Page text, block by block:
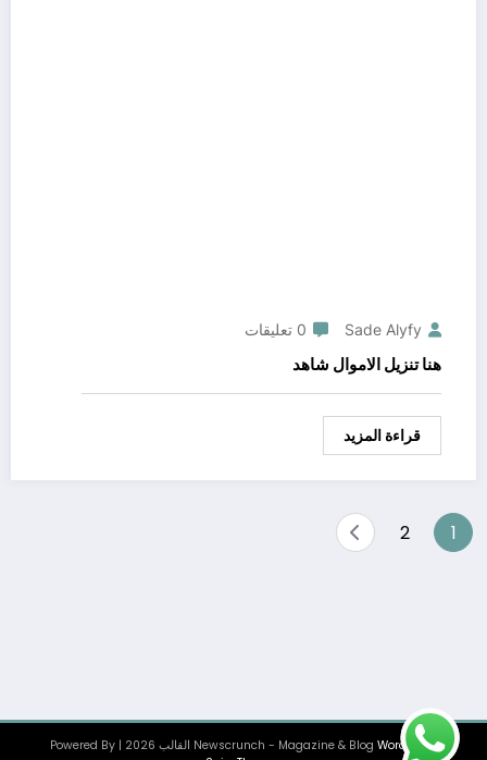
Sade Alyfy 0 تعليقات
هنا تنزيل الاموال شاهد
قراءة المزيد
Posts
1
2
Newscrunch - Magazine & Blog WordPress
القالب 2026 | Powered By